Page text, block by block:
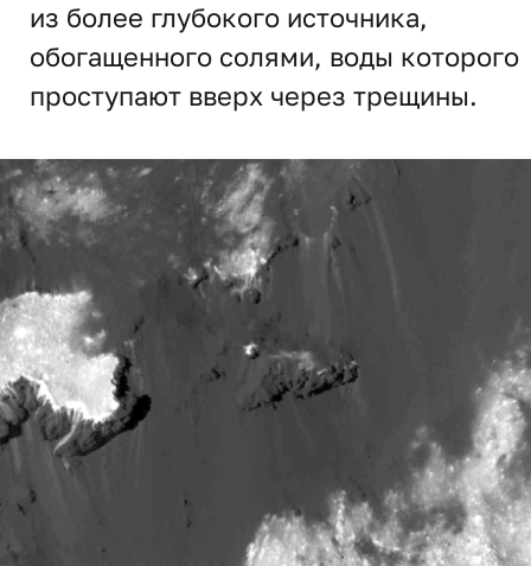
из более глубокого источника,
обогащенного солями, воды которого
проступают вверх через трещины.